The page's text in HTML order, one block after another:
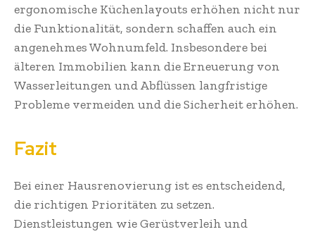
ergonomische Küchenlayouts erhöhen nicht nur
die Funktionalität, sondern schaffen auch ein
angenehmes Wohnumfeld. Insbesondere bei
älteren Immobilien kann die Erneuerung von
Wasserleitungen und Abflüssen langfristige
Probleme vermeiden und die Sicherheit erhöhen.
Fazit
Bei einer Hausrenovierung ist es entscheidend,
die richtigen Prioritäten zu setzen.
Dienstleistungen wie Gerüstverleih und